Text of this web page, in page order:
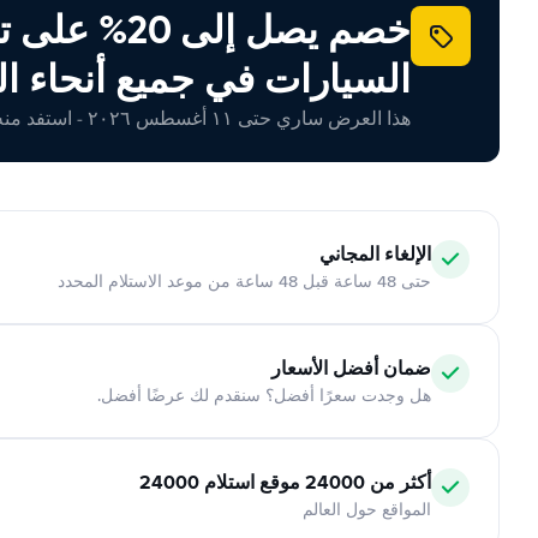
خصم يصل إلى 20%
السيارات في جميع أنحاء
هذا العرض ساري حتى ١١ أغسطس ٢٠٢٦ - استفد منه اليوم!
الإلغاء المجاني
حتى 48 ساعة قبل 48 ساعة من موعد الاستلام المحدد
ضمان أفضل الأسعار
هل وجدت سعرًا أفضل؟ سنقدم لك عرضًا أفضل.
أكثر من 24000 موقع استلام 24000
المواقع حول العالم